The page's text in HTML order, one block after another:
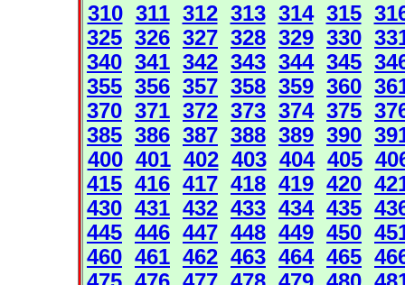
310 311 312 313 314 315
325 326 327 328 329 330
340 341 342 343 344 345
355 356 357 358 359 360
370 371 372 373 374 375
385 386 387 388 389 390
400 401 402 403 404 405
415 416 417 418 419 420
430 431 432 433 434 435
445 446 447 448 449 450
460 461 462 463 464 465